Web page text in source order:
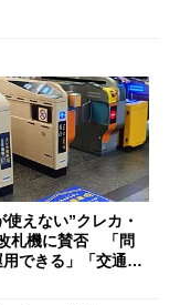
えない”クレカ・
札機に賛否 「問
できる」「交通系I